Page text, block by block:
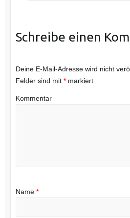
Schreibe einen
Deine E-Mail-Adresse wird nicht
Felder sind mit *markiert
Kommentar
Name *